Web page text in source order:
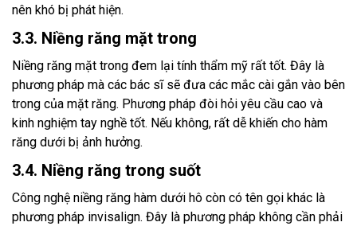
nên khó bị phát hiện.
3.3. Niềng răng mặt trong
Niềng răng mặt trong đem lại tính thẩm mỹ rất tốt. Đây là
phương pháp mà các bác sĩ sẽ đưa các mắc cài gắn vào bên
trong của mặt răng. Phương pháp đòi hỏi yêu cầu cao và
kinh nghiệm tay nghề tốt. Nếu không, rất dễ khiến cho hàm
răng dưới bị ảnh hưởng.
3.4. Niềng răng trong suốt
Công nghệ niềng răng hàm dưới hô còn có tên gọi khác là
phương pháp invisalign. Đây là phương pháp không cần phải